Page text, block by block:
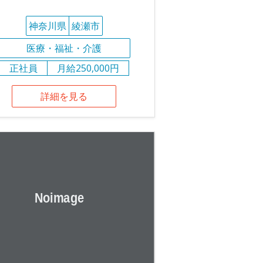
神奈川県 綾瀬市
医療・福祉・介護
正社員
月給250,000円
詳細を見る